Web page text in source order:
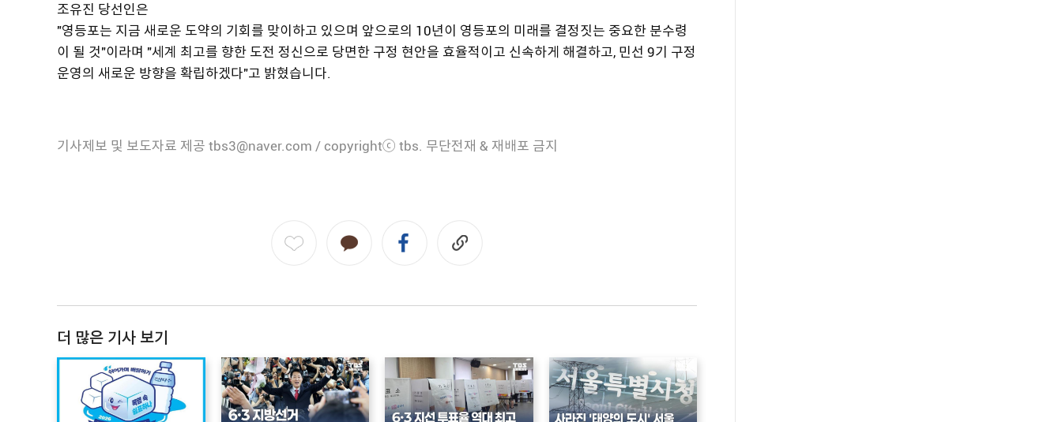
조유진 당선인은
"영등포는 지금 새로운 도약의 기회를 맞이하고 있으며 앞으로의 10년이 영등포의 미래를 결정짓는 중요한 분수령
이 될 것"이라며 "세계 최고를 향한 도전 정신으로 당면한 구정 현안을 효율적이고 신속하게 해결하고, 민선 9기 구정
운영의 새로운 방향을 확립하겠다"고 밝혔습니다.
기사제보 및 보도자료 제공 tbs3@naver.com / copyrightⓒ tbs. 무단전재 & 재배포 금지
더 많은 기사 보기